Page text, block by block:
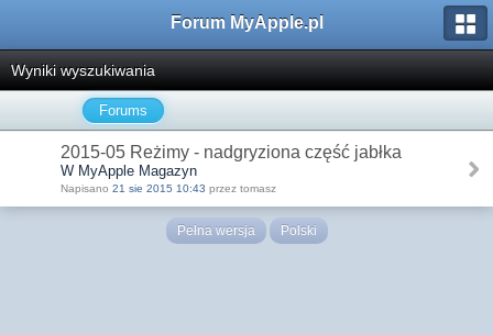
Forum MyApple.pl
Wyniki wyszukiwania
Forums
2015-05 Reżimy - nadgryziona część jabłka
W MyApple Magazyn
Napisano 21 sie 2015 10:43 przez tomasz
Pełna wersja Polski